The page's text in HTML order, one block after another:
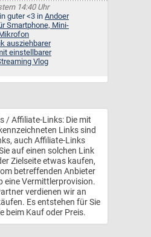
14:40 Uhr
guter <3 inAndoer
Smartphone, Mini-
ausziehbarer
einstellbarer
Vlog
/ Affiliate-Links: Die mit
Links sind
auch Affiliate-Links
auf einen solchen Link
Zielseite etwas kaufen,
betreffenden Anbieter
eine Vermittlerprovision.
verdienen wir an
Es entstehen für Sie
beim Kauf oder Preis.